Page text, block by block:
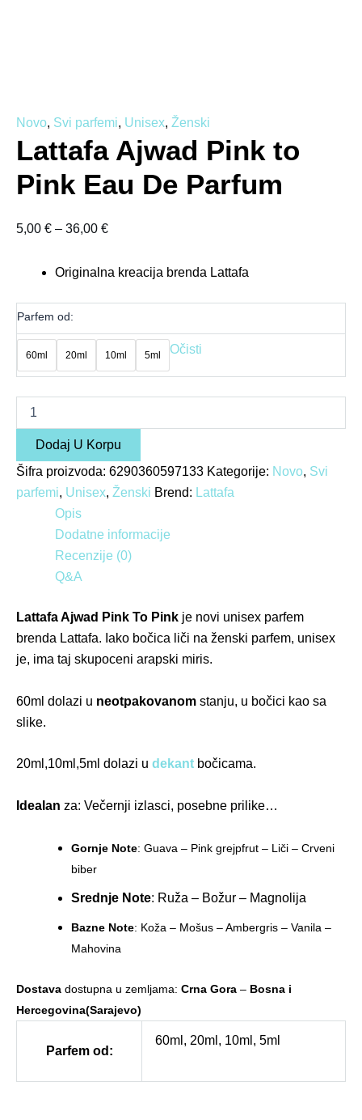
Novo, Svi parfemi, Unisex, Ženski
Lattafa Ajwad Pink to
Pink Eau De Parfum
5,00 € – 36,00 €
Originalna kreacija brenda Lattafa
Parfem od:
60ml 20ml 10ml 5ml Očisti
Dodaj U Korpu
Šifra proizvoda: 6290360597133 Kategorije: Novo, Svi
parfemi, Unisex, Ženski Brend: Lattafa
Opis
Dodatne informacije
Recenzije (0)
Q&A
Lattafa Ajwad Pink To Pink je novi unisex parfem
brenda Lattafa. Iako bočica liči na ženski parfem, unisex
je, ima taj skupoceni arapski miris.
60ml dolazi u neotpakovanom stanju, u bočici kao sa
slike.
20ml,10ml,5ml dolazi u dekant bočicama.
Idealan za: Večernji izlasci, posebne prilike…
Gornje Note: Guava – Pink grejpfrut – Liči – Crveni
biber
Srednje Note: Ruža – Božur – Magnolija
Bazne Note: Koža – Mošus – Ambergris – Vanila –
Mahovina
Dostava dostupna u zemljama: Crna Gora – Bosna i
Hercegovina(Sarajevo)
Parfem od:
60ml, 20ml, 10ml, 5ml